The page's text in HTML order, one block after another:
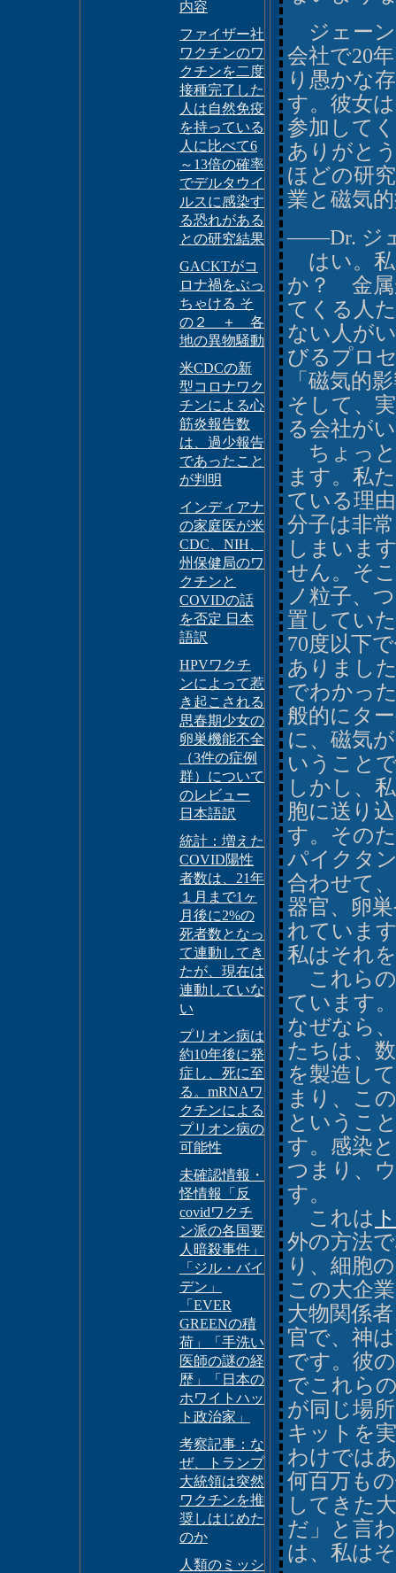
内容
ファイザー社
ワクチンのワ
クチンを二度
接種完了した
人は自然免疫
を持っている
人に比べて6
～13倍の確率
でデルタウイ
ルスに感染す
る恐れがある
との研究結果
GACKTがコ
ロナ禍をぶっ
ちゃける そ
の２ ＋ 各
地の異物騒動
米CDCの新
型コロナワク
チンによる心
筋炎報告数
は、過少報告
であったこと
が判明
インディアナ
の家庭医が米
CDC、NIH、
州保健局のワ
クチンと
COVIDの話
を否定 日本
語訳
HPVワクチ
ンによって惹
き起こされる
思春期少女の
卵巣機能不全
（3件の症例
群）について
のレビュー
日本語訳
統計：増えた
COVID陽性
者数は、21年
１月まで1ヶ
月後に2%の
死者数となっ
て連動してき
たが、現在は
連動していな
い
プリオン病は
約10年後に発
症し、死に至
る。mRNAワ
クチンによる
プリオン病の
可能性
未確認情報・
怪情報「反
covidワクチ
ン派の各国要
人暗殺事件」
「ジル・バイ
デン」
「EVER
GREENの積
荷」「手洗い
医師の謎の経
歴」「日本の
ホワイトハッ
ト政治家」
考察記事：な
ぜ、トランプ
大統領は突然
ワクチンを推
奨しはじめた
のか
人類のミッシ
ジェーン
会社で20
り愚かな
す。彼女
参加して
ありがと
ほどの研
業と磁気
――Dr. ジ
はい。私
か？ 金属
てくる人
ない人が
びるプロ
「磁気的
そして、
る会社が
ちょっと
ます。私
ている理
分子は非
しまいま
せん。そ
ノ粒子、
置してい
70度以下
ありまし
でわかっ
般的にタ
に、磁気
いうこと
しかし、
胞に送り
す。その
パイクタ
合わせて
器官、卵
れていま
私はそれ
これらの
ています
なぜなら
たちは、
を製造し
まり、こ
というこ
す。感染
つまり、
す。
これは
外の方法
り、細胞
この大企
大物関係
官で、神
です。彼
でこれら
が同じ場
キットを
わけでは
何百万も
してきた
だ」と言
は、私は